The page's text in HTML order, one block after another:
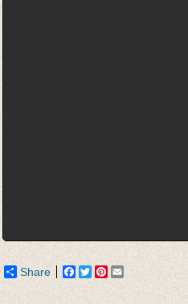
Share Facebook
TwitterPinterest